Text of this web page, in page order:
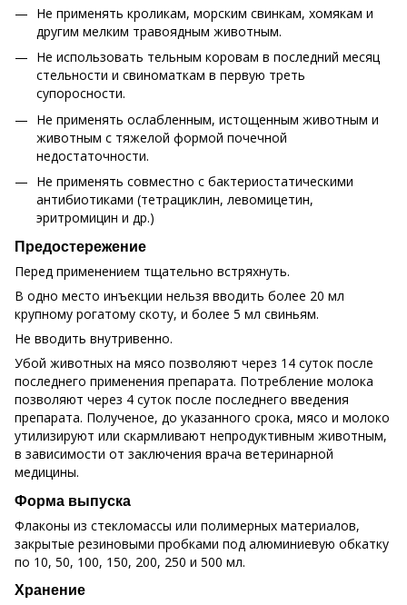
Не применять кроликам, морским свинкам, хомякам и
другим мелким травоядным животным.
Не использовать тельным коровам в последний месяц
стельности и свиноматкам в первую треть
супоросности.
Не применять ослабленным, истощенным животным и
животным с тяжелой формой почечной
недостаточности.
Не применять совместно с бактериостатическими
антибиотиками (тетрациклин, левомицетин,
эритромицин и др.)
Предостережение
Перед применением тщательно встряхнуть.
В одно место инъекции нельзя вводить более 20 мл
крупному рогатому скоту, и более 5 мл свиньям.
Не вводить внутривенно.
Убой животных на мясо позволяют через 14 суток после
последнего применения препарата. Потребление молока
позволяют через 4 суток после последнего введения
препарата. Полученое, до указанного срока, мясо и молоко
утилизируют или скармливают непродуктивным животным,
в зависимости от заключения врача ветеринарной
медицины.
Форма выпуска
Флаконы из стекломассы или полимерных материалов,
закрытые резиновыми пробками под алюминиевую обкатку
по 10, 50, 100, 150, 200, 250 и 500 мл.
Хранение